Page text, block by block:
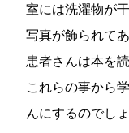
室には洗濯物が
写真が飾られて
患者さんは本を
これらの事から
んにするのでし